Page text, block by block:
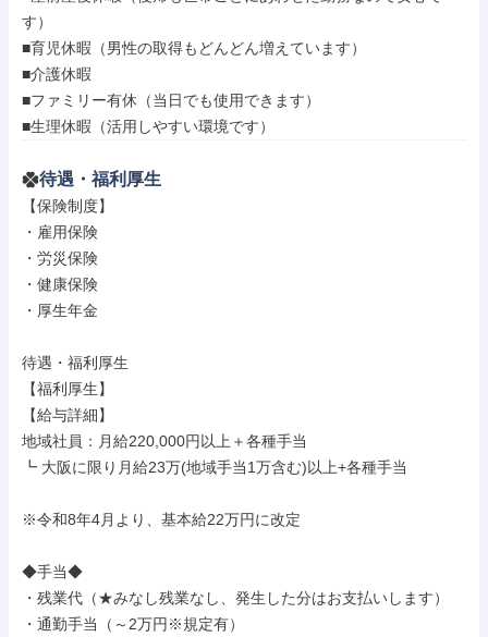
す）
■育児休暇（男性の取得もどんどん増えています）
■介護休暇
■ファミリー有休（当日でも使用できます）
■生理休暇（活用しやすい環境です）
待遇・福利厚生
【保険制度】
・雇用保険
・労災保険
・健康保険
・厚生年金
待遇・福利厚生
【福利厚生】
【給与詳細】
地域社員：月給220,000円以上＋各種手当
┗ 大阪に限り月給23万(地域手当1万含む)以上+各種手当
※令和8年4月より、基本給22万円に改定
◆手当◆
・残業代（★みなし残業なし、発生した分はお支払いします）
・通勤手当（～2万円※規定有）